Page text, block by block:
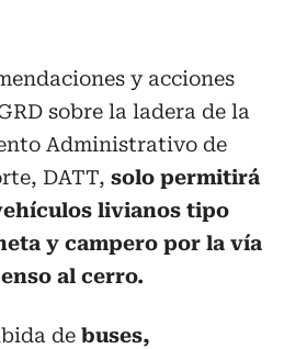
y acciones
sobre la ladera de la
Administrativo de
DATT, solo permitirá
livianos tipo
y campero por la vía
al cerro.
de buses,